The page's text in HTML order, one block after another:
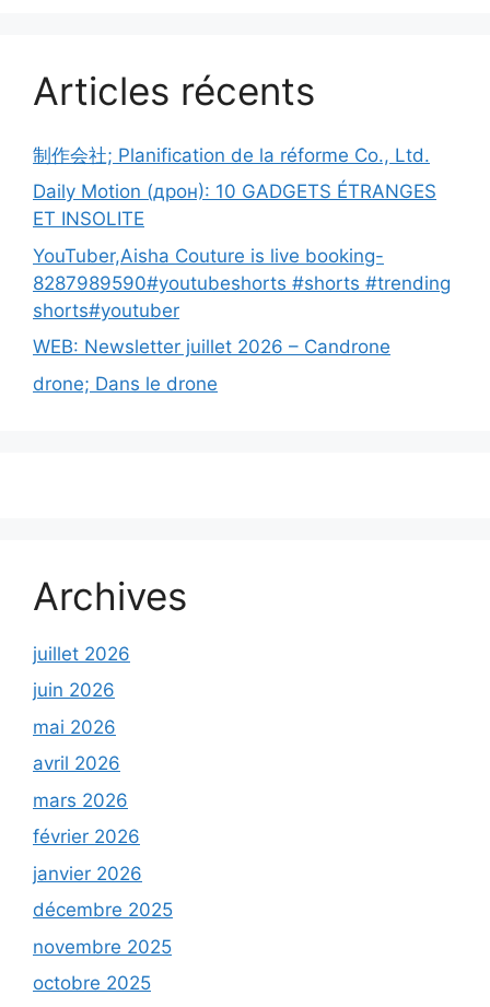
Articles récents
制作会社; Planification de la réforme Co., Ltd.
Daily Motion (дрон): 10 GADGETS ÉTRANGES
ET INSOLITE
YouTuber,Aisha Couture is live booking-
8287989590#youtubeshorts #shorts #trending
shorts#youtuber
WEB: Newsletter juillet 2026 – Candrone
drone; Dans le drone
Archives
juillet 2026
juin 2026
mai 2026
avril 2026
mars 2026
février 2026
janvier 2026
décembre 2025
novembre 2025
octobre 2025